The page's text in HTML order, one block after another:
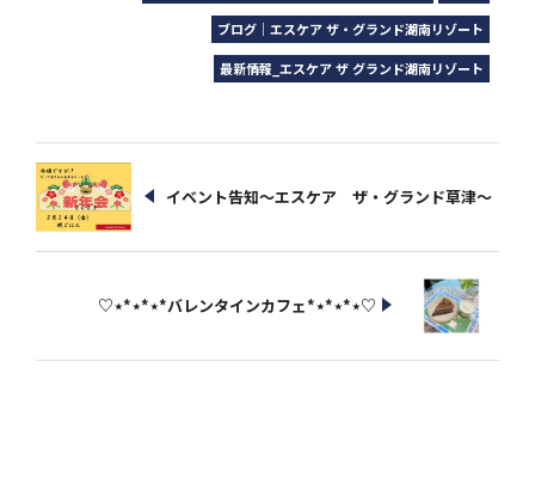
ブログ｜エスケア ザ・グランド湖南リゾート
最新情報_エスケア ザ グランド湖南リゾート
イベント告知～エスケア ザ・グランド草津～
♡⋆*⋆*⋆*バレンタインカフェ*⋆*⋆*⋆♡